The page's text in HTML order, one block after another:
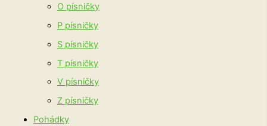
O písničky
P písničky
S písničky
T písničky
V písničky
Z písničky
Pohádky